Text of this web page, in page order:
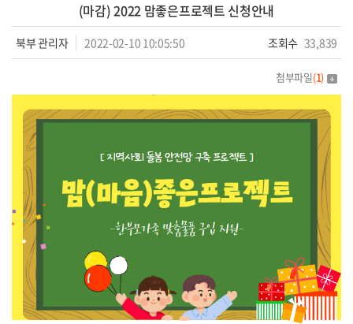
(마감) 2022 맘좋은프로젝트 신청안내
북부 관리자 2022-02-10 10:05:50 조회수 33,839
첨부파일(1)